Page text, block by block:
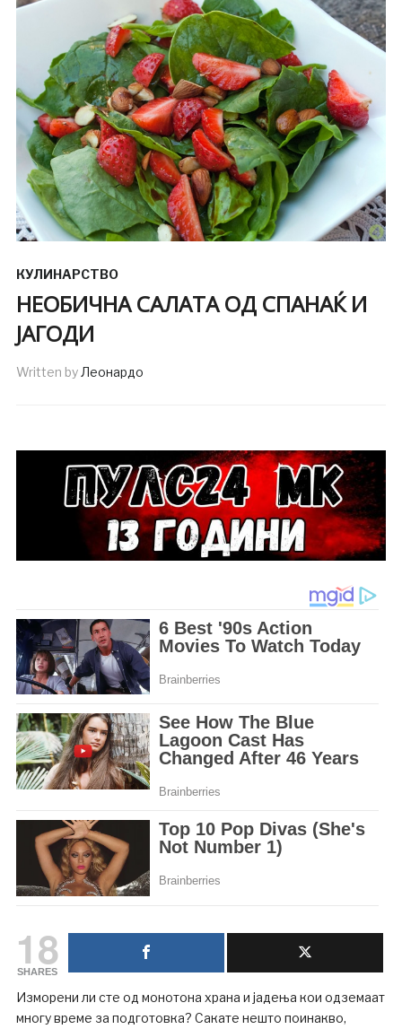
КУЛИНАРСТВО
НЕОБИЧНА САЛАТА ОД СПАНАЌ И
ЈАГОДИ
Written byЛеонардо
18
SHARES
Изморени ли сте од монотона храна и јадења кои одземаат
многу време за подготовка? Сакате нешто поинакво,